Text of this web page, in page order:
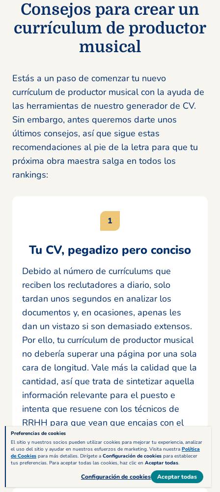
Consejos para crear un
currículum de productor
musical
Estás a un paso de comenzar tu nuevo
currículum de productor musical con la ayuda de
las herramientas de nuestro generador de CV.
Sin embargo, antes queremos darte unos
últimos consejos, así que sigue estas
recomendaciones al pie de la letra para que tu
próxima obra maestra salga en todos los
rankings:
Tu CV, pegadizo pero conciso
Debido al número de currículums que
reciben los reclutadores a diario, solo
tardan unos segundos en analizar los
documentos y, en ocasiones, apenas les
dan un vistazo si son demasiado extensos.
Por ello, tu currículum de productor musical
no debería superar una página por una sola
cara de longitud. Vale más la calidad que la
cantidad, así que trata de sintetizar aquella
información relevante para el puesto e
intenta que resuene con los técnicos de
RRHH para que vean que encajas con el
puesto ofertado.
Preferencias de cookies
El sitio y nuestros socios pueden utilizar cookies para mejorar tu experiencia, analizar
el uso del sitio y ayudar en nuestros esfuerzos de marketing. Visita nuestra Política
de Cookies para más detalles. Dirígete a Configuración de cookies para establecer
tus preferencias. Para aceptar todas las cookies, haz clic en Aceptar todas.
Configuración de cookies Aceptar todas